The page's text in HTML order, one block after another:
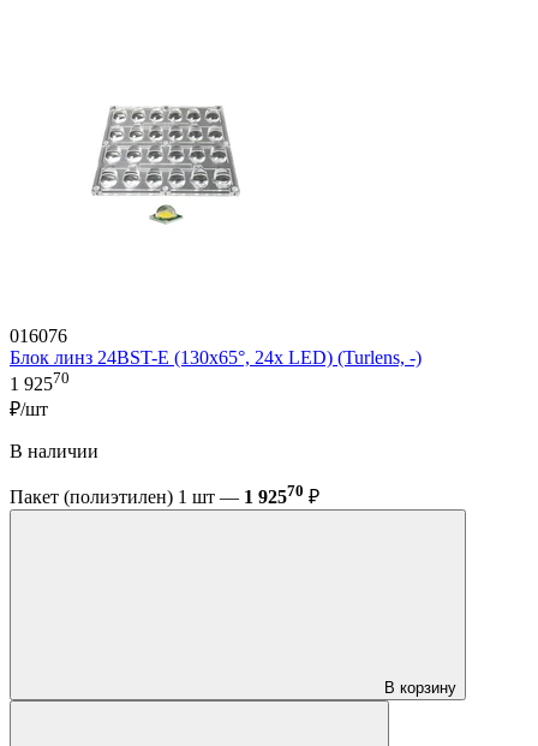
016076
Блок линз 24BST-E (130x65°, 24x LED) (Turlens, -)
1 92570
₽/шт
В наличии
Пакет (полиэтилен) 1 шт — 1 92570 ₽
В корзину